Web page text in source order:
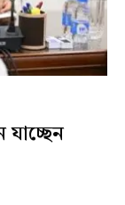
যাচ্ছেন